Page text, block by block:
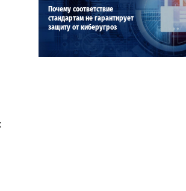
Почему соответствие
стандартам не гарантирует
защиту от киберугроз